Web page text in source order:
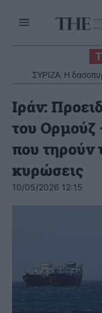
ΣΥΡΙΖΑ: Η
Καταστροφικά τα
Ιράν:
του Ορμούζ
που τηρούν
κυρώσεις
10/05/2026 12:15